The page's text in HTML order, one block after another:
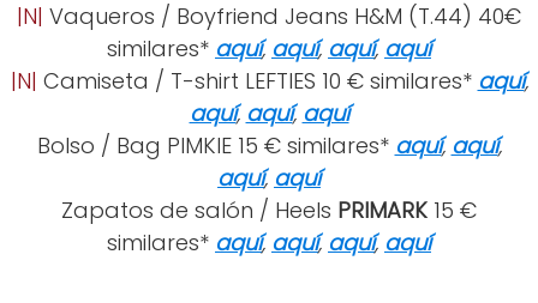
|N| Vaqueros / Boyfriend Jeans H&M (T.44) 40€
similares* aquí, aquí, aquí, aquí
|N| Camiseta / T-shirt LEFTIES 10 € similares* aquí,
aquí, aquí, aquí
Bolso / Bag PIMKIE 15 € similares* aquí, aquí,
aquí, aquí
Zapatos de salón / Heels PRIMARK 15 €
similares* aquí, aquí, aquí, aquí